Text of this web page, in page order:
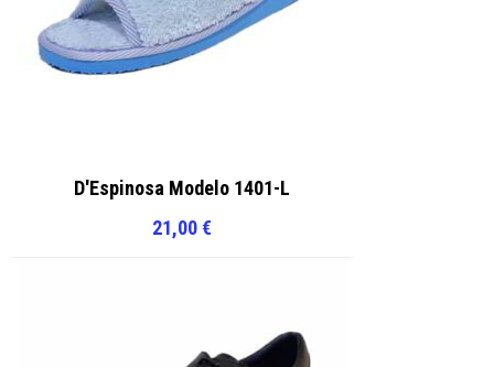
D'Espinosa Modelo 1401-L
21,00€